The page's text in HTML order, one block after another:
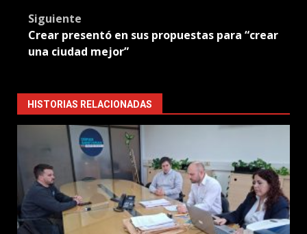
Siguiente
Crear presentó en sus propuestas para “crear
una ciudad mejor”
HISTORIAS RELACIONADAS